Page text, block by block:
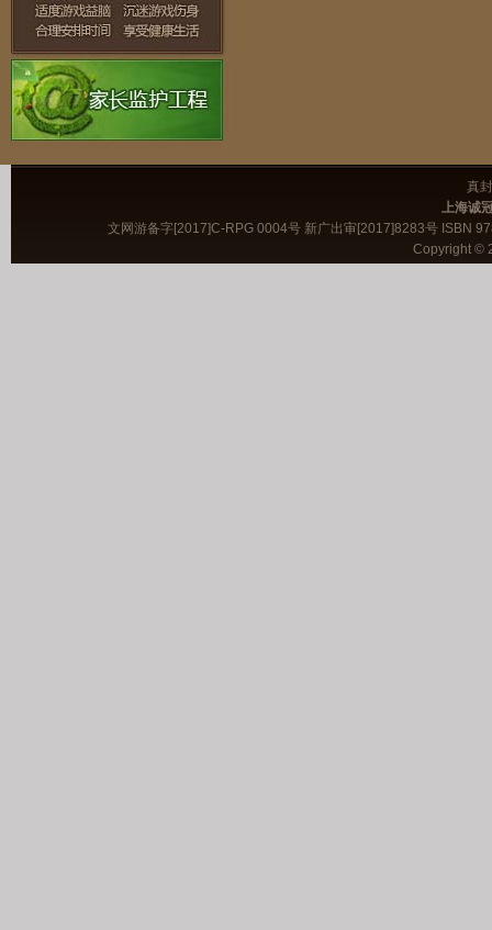
真
上海诚
文网游备字[2017]C-RPG 0004号 新广出审[2017]8283号 ISBN
Copyright ©